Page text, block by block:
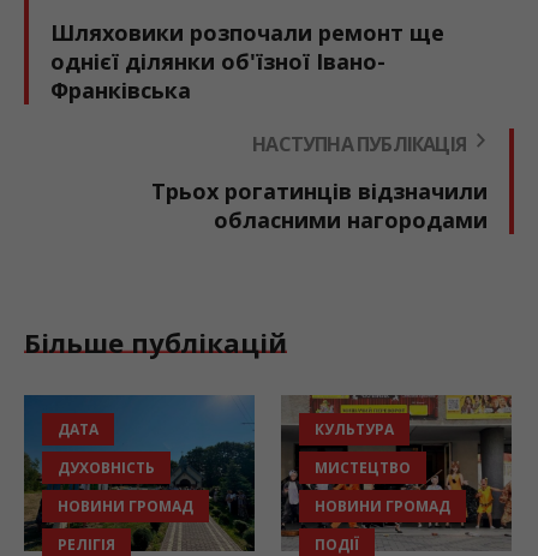
Шляховики розпочали ремонт ще
однієї ділянки об'їзної Івано-
Франківська
НАСТУПНА ПУБЛІКАЦІЯ
Трьох рогатинців відзначили
обласними нагородами
Більше публікацій
ДАТА
ДУХОВНІСТЬ
НОВИНИ ГРОМАД
РЕЛІГІЯ
КУЛЬТУРА
МИСТЕЦТВО
НОВИНИ ГРОМАД
ПОДІЇ